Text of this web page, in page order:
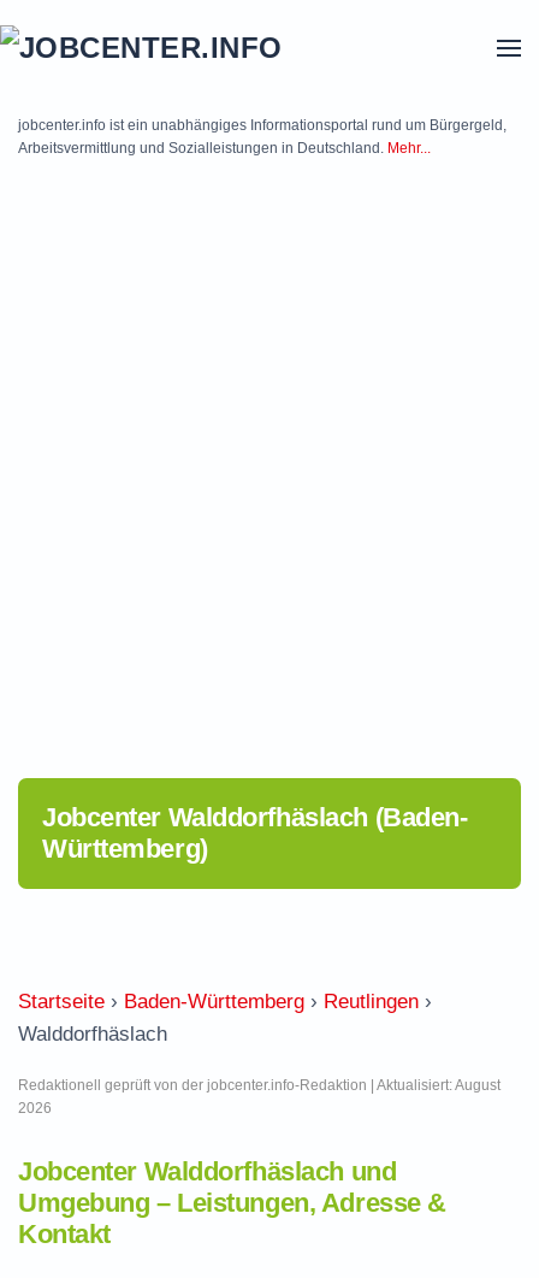
jobcenter.info ist ein unabhängiges Informationsportal rund um Bürgergeld,
Arbeitsvermittlung und Sozialleistungen in Deutschland. Mehr...
Jobcenter Walddorfhäslach (Baden-
Württemberg)
Startseite › Baden-Württemberg › Reutlingen ›
Walddorfhäslach
Redaktionell geprüft von der jobcenter.info-Redaktion | Aktualisiert: August
2026
Jobcenter Walddorfhäslach und
Umgebung – Leistungen, Adresse &
Kontakt